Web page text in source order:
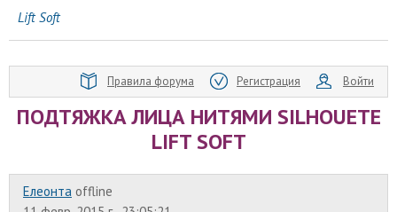
Lift Soft
Правила форума Регистрация Войти
ПОДТЯЖКА ЛИЦА НИТЯМИ SILHOUETE
LIFT SOFT
Елеонта offline